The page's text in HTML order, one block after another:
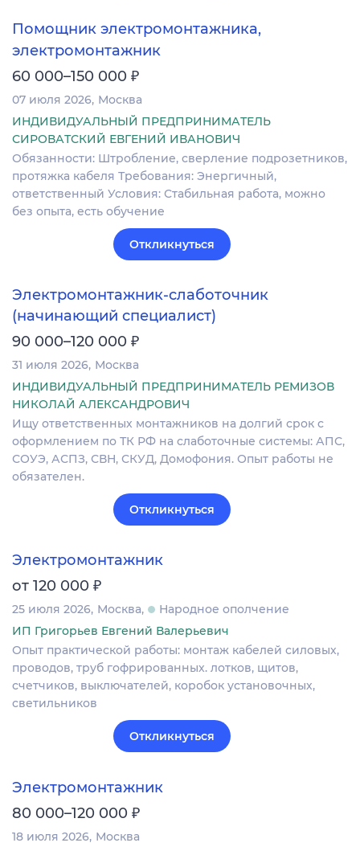
Помощник электромонтажника,
электромонтажник
60 000–150 000 ₽
07 июля 2026 Москва
ИНДИВИДУАЛЬНЫЙ ПРЕДПРИНИМАТЕЛЬ
СИРОВАТСКИЙ ЕВГЕНИЙ ИВАНОВИЧ
Обязанности: Штробление, сверление подрозетников,
протяжка кабеля Требования: Энергичный,
ответственный Условия: Стабильная работа, можно
без опыта, есть обучение
Откликнуться
Электромонтажник-слаботочник
(начинающий специалист)
90 000–120 000 ₽
31 июля 2026 Москва
ИНДИВИДУАЛЬНЫЙ ПРЕДПРИНИМАТЕЛЬ РЕМИЗОВ
НИКОЛАЙ АЛЕКСАНДРОВИЧ
Ищу ответственных монтажников на долгий срок с
оформлением по ТК РФ на слаботочные системы: АПС,
СОУЭ, АСПЗ, СВН, СКУД, Домофония. Опыт работы не
обязателен.
Откликнуться
Электромонтажник
от 120 000 ₽
25 июля 2026 Москва
Народное ополчение
ИП Григорьев Евгений Валерьевич
Опыт практической работы: монтаж кабелей силовых,
проводов, труб гофрированных. лотков, щитов,
счетчиков, выключателей, коробок установочных,
светильников
Откликнуться
Электромонтажник
80 000–120 000 ₽
18 июля 2026 Москва